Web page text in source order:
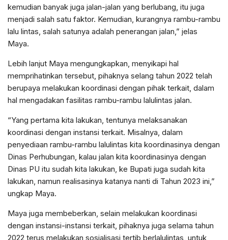
kemudian banyak juga jalan-jalan yang berlubang, itu juga
menjadi salah satu faktor. Kemudian, kurangnya rambu-rambu
lalu lintas, salah satunya adalah penerangan jalan,” jelas
Maya.
Lebih lanjut Maya mengungkapkan, menyikapi hal
memprihatinkan tersebut, pihaknya selang tahun 2022 telah
berupaya melakukan koordinasi dengan pihak terkait, dalam
hal mengadakan fasilitas rambu-rambu lalulintas jalan.
“Yang pertama kita lakukan, tentunya melaksanakan
koordinasi dengan instansi terkait. Misalnya, dalam
penyediaan rambu-rambu lalulintas kita koordinasinya dengan
Dinas Perhubungan, kalau jalan kita koordinasinya dengan
Dinas PU itu sudah kita lakukan, ke Bupati juga sudah kita
lakukan, namun realisasinya katanya nanti di Tahun 2023 ini,”
ungkap Maya.
Maya juga membeberkan, selain melakukan koordinasi
dengan instansi-instansi terkait, pihaknya juga selama tahun
2022 terus melakukan sosialisasi tertib berlalulintas, untuk